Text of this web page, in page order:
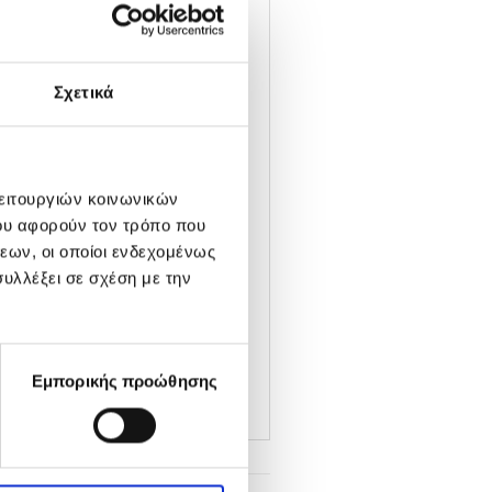
Σχετικά
κοινωνικών
αφορούν τον τρόπο που
οι οποίοι ενδεχομένως
σε σχέση με την
Εμπορικής προώθησης
τη διαχείριση και
χαρίζει απαλότητα και
ξεβγάλτε καλά.
ή ως βάση πριν από άλλα